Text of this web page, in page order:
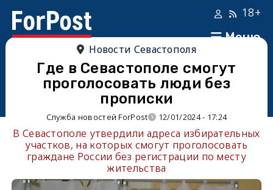
Меню
18+
Новости Севастополя
Где в Севастополе смогут
проголосовать люди без
прописки
Служба новостей ForPost 12/01/2024 - 17:24
В Севастополе утвердили адреса избирательных
участков, на которых смогут проголосовать
граждане России без регистрации по месту
жительства